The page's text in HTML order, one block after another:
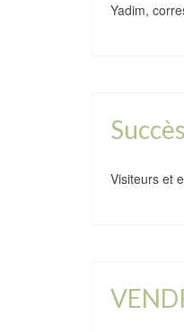
Yadim,
Visiteurs et